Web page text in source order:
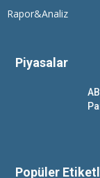
Rapor&Analiz
Piyasalar
Popüler